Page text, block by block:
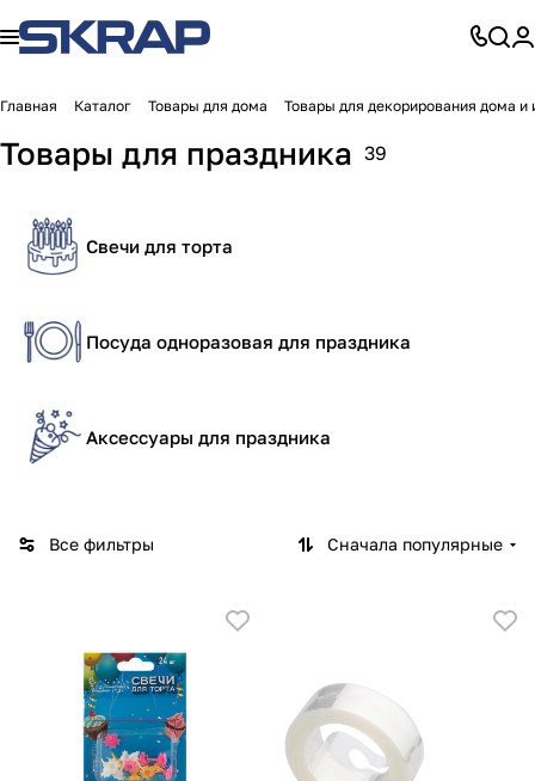
Главная Каталог Товары для дома Товары для декорирования дома и
Товары для праздника 39
Свечи для торта
Посуда одноразовая для праздника
Аксессуары для праздника
Все фильтры Сначала популярные